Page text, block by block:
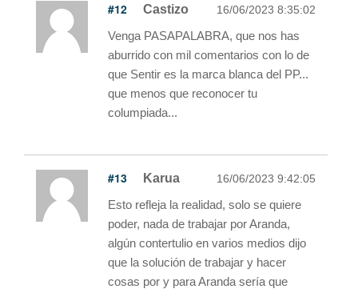
#12 Castizo 16/06/2023 8:35:02
Venga PASAPALABRA, que nos has
aburrido con mil comentarios con lo de
que Sentir es la marca blanca del PP...
que menos que reconocer tu
columpiada...
#13 Karua 16/06/2023 9:42:05
Esto refleja la realidad, solo se quiere
poder, nada de trabajar por Aranda,
algún contertulio en varios medios dijo
que la solución de trabajar y hacer
cosas por y para Aranda sería que